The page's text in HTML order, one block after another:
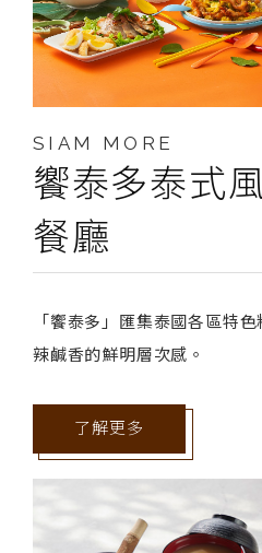
SIAM MORE
饗泰多泰式
餐廳
「饗泰多」匯集泰國各區特
辣鹹香的鮮明層次感。
了解更多